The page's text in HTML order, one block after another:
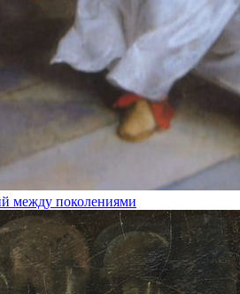
между поколениями